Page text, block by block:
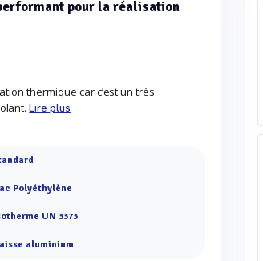
pour la réalisation
thermique car c’est un très
Lire plus
Polyéthylène
UN 3373
aluminium